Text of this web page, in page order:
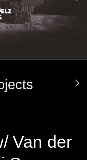
Van der